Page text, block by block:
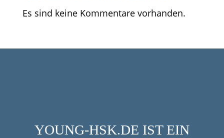
Es sind keine Kommentare vorhanden.
YOUNG-HSK.DE IST EIN